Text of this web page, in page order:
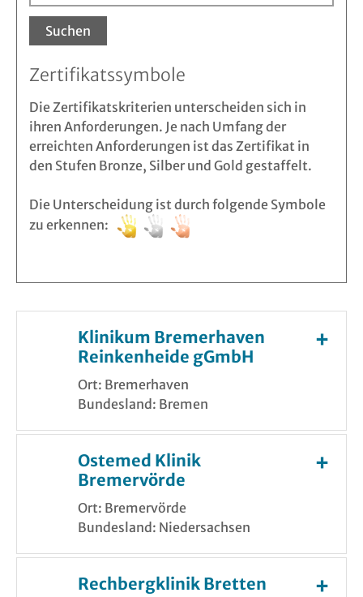
Suchen
Zertifikatssymbole
Die Zertifikatskriterien unterscheiden sich in
ihren Anforderungen. Je nach Umfang der
erreichten Anforderungen ist das Zertifikat in
den Stufen Bronze, Silber und Gold gestaffelt.
Die Unterscheidung ist durch folgende Symbole
zu erkennen:
Klinikum Bremerhaven
Reinkenheide gGmbH
Ort: Bremerhaven
Bundesland: Bremen
Ostemed Klinik
Bremervörde
Ort: Bremervörde
Bundesland: Niedersachsen
Rechbergklinik Bretten